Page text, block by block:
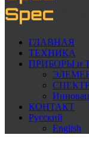
ГЛАВНАЯ
ТЕХНИКА
ПРИБОРЫ и
КОНТАКТ
Русский
English